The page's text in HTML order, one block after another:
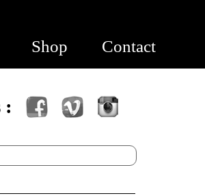
Shop Contact
: FacebookVimeo Instagram
recherche